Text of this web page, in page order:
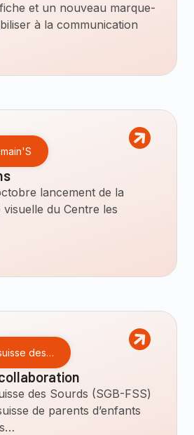
et un nouveau marque-
à la communication
lancement de la
du Centre les
des…
des Sourds (SGB-FSS)
de parents d’enfants